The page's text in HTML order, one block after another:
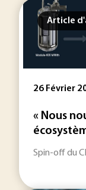
Article
26 Février
« Nous
Spin-off du